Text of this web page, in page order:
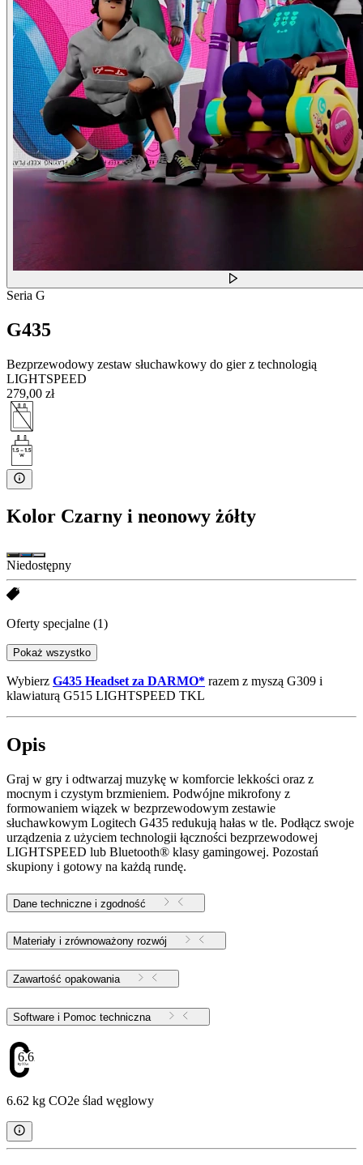
Seria G
G435
Bezprzewodowy zestaw słuchawkowy do gier z technologią
LIGHTSPEED
279,00 zł
Kolor Czarny i neonowy żółty
Niedostępny
Oferty specjalne (1)
Pokaż wszystko
Wybierz G435 Headset za DARMO* razem z myszą G309 i
klawiaturą G515 LIGHTSPEED TKL
Opis
Graj w gry i odtwarzaj muzykę w komforcie lekkości oraz z
mocnym i czystym brzmieniem. Podwójne mikrofony z
formowaniem wiązek w bezprzewodowym zestawie
słuchawkowym Logitech G435 redukują hałas w tle. Podłącz swoje
urządzenia z użyciem technologii łączności bezprzewodowej
LIGHTSPEED lub Bluetooth® klasy gamingowej. Pozostań
skupiony i gotowy na każdą rundę.
Dane techniczne i zgodność
Materiały i zrównoważony rozwój
Zawartość opakowania
Software i Pomoc techniczna
6.62
6.62 kg CO2e ślad węglowy